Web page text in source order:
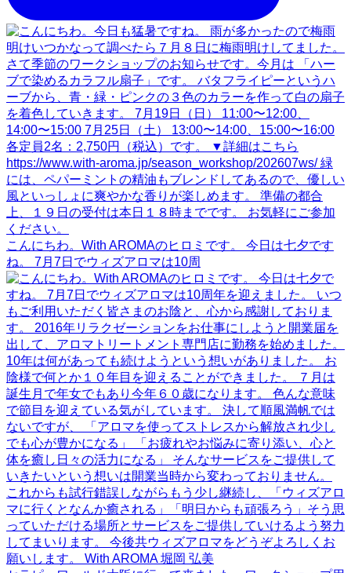
こんにちわ。With AROMAのヒロミです。 今日は七夕です
ね。 7月7日でウィズアロマは10周